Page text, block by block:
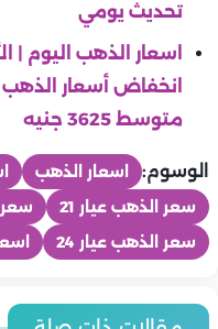
تحديث يومي
متوسط 3625 جنيه
الوسوم: اسعار الذهب
سعر الذهب عيار 21
سعر
سعر الذهب عيار 24
في مئوية ميلاده.. رشدي